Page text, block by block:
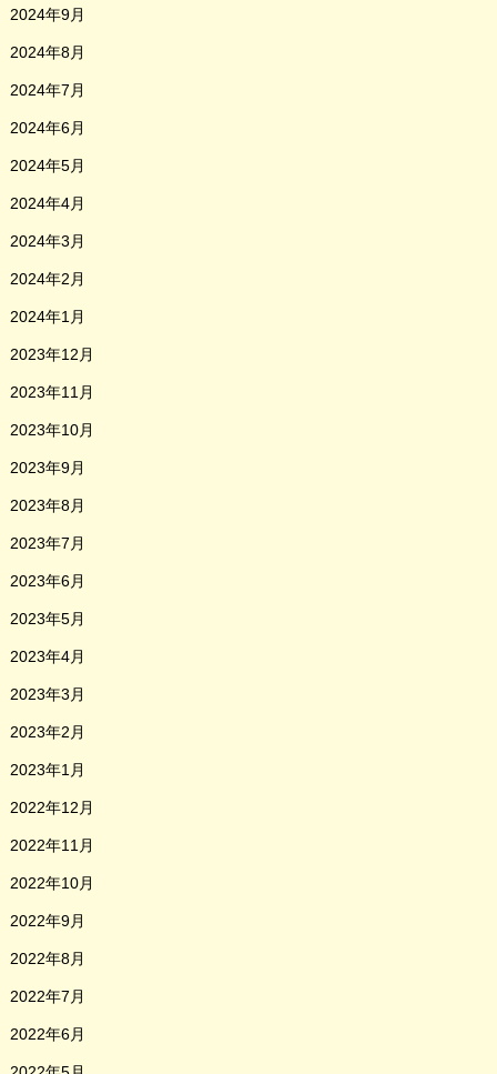
2024年9月
2024年8月
2024年7月
2024年6月
2024年5月
2024年4月
2024年3月
2024年2月
2024年1月
2023年12月
2023年11月
2023年10月
2023年9月
2023年8月
2023年7月
2023年6月
2023年5月
2023年4月
2023年3月
2023年2月
2023年1月
2022年12月
2022年11月
2022年10月
2022年9月
2022年8月
2022年7月
2022年6月